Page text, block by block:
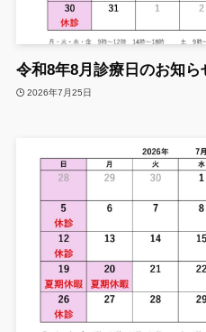
令和8年8月診療日のお知ら
2026年7月25日